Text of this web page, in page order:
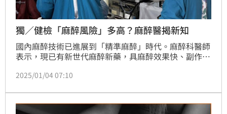
獨／健檢「麻醉風險」多高？麻醉醫揭新知
國內麻醉技術已進展到「精準麻醉」時代。麻醉科醫師
表示，現已有新世代麻醉新藥，具麻醉效果快、副作用
麻醉新藥與新技術，讓受檢者在溝通後無痛、無懼地接
險、術前溝通」的衛教認知重要性。（記者：簡浩正）
2025/01/04 07:10